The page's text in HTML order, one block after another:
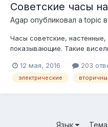
Советские часы
Agap опубликовал a topic в
Часы советские,
показывающие. Такие
просто циферблат со
управляли первичные часы,
12 мая, 2016 203
электрические
Язык Тема